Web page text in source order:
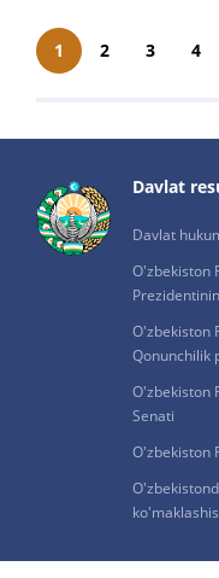
1 2 3 4
Davlat
Davlat
O'zbekiston
O'zbekiston
Qonunchilik
O'zbekiston
Senati
O'zbekiston